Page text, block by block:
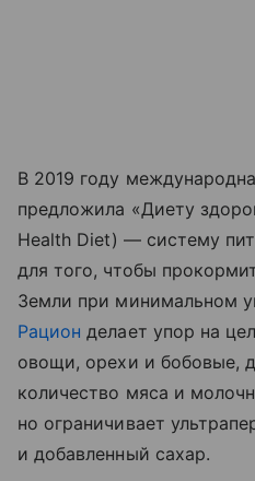
В 2019 году
предложила «Диету
Health Diet) — систему
для того, чтобы
Земли при минимальном
Рацион делает упор на
овощи, орехи и бобовые,
количество мяса и
но ограничивает
и добавленный сахар.